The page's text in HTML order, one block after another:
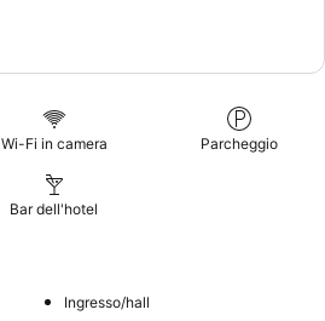
Wi-Fi in camera Parcheggio
Bar dell'hotel
Ingresso/hall